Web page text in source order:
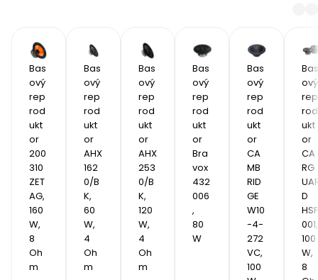
Bas
ový
rep
rod
ukt
or
200
310
ZET
AG,
160
W,
8
Oh
m
Bas
ový
rep
rod
ukt
or
AHX
162
0/B
K,
60
W,
4
Oh
m
Bas
ový
rep
rod
ukt
or
AHX
253
0/B
K,
120
W,
4
Oh
m
Bas
ový
rep
rod
ukt
or
Bra
vox
432
006
,
80
W
Bas
ový
rep
rod
ukt
or
CA
MB
RID
GE
W10
-4-
272
VC,
100
Bas
ový
rep
rod
ukt
or
CA
RG
D
001,
100
W,
8